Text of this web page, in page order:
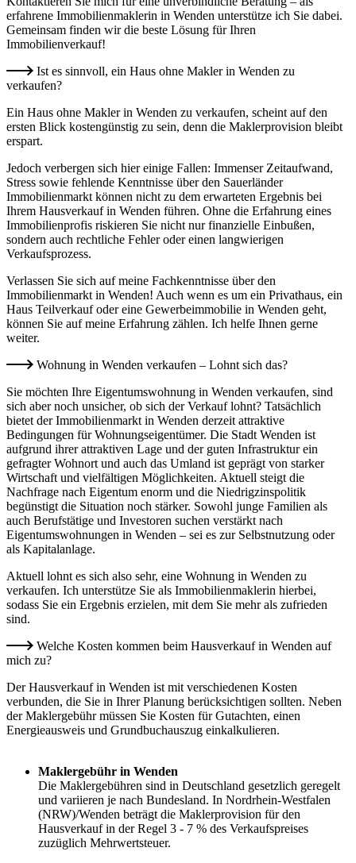
erfahrene Immobilienmaklerin in Wenden unterstütze ich Sie dabei.
Gemeinsam finden wir die beste Lösung für Ihren
Immobilienverkauf!
Ist es sinnvoll, ein Haus ohne Makler in Wenden zu
verkaufen?
Ein Haus ohne Makler in Wenden zu verkaufen, scheint auf den
ersten Blick kostengünstig zu sein, denn die Maklerprovision bleibt
erspart.
Jedoch verbergen sich hier einige Fallen: Immenser Zeitaufwand,
Stress sowie fehlende Kenntnisse über den Sauerländer
Immobilienmarkt können nicht zu dem erwarteten Ergebnis bei
Ihrem Hausverkauf in Wenden führen. Ohne die Erfahrung eines
Immobilienprofis riskieren Sie nicht nur finanzielle Einbußen,
sondern auch rechtliche Fehler oder einen langwierigen
Verkaufsprozess.
Verlassen Sie sich auf meine Fachkenntnisse über den
Immobilienmarkt in Wenden! Auch wenn es um ein Privathaus, ein
Haus Teilverkauf oder eine Gewerbeimmobilie in Wenden geht,
können Sie auf meine Erfahrung zählen. Ich helfe Ihnen gerne
weiter.
Wohnung in Wenden verkaufen – Lohnt sich das?
Sie möchten Ihre Eigentumswohnung in Wenden verkaufen, sind
sich aber noch unsicher, ob sich der Verkauf lohnt? Tatsächlich
bietet der Immobilienmarkt in Wenden derzeit attraktive
Bedingungen für Wohnungseigentümer. Die Stadt Wenden ist
aufgrund ihrer attraktiven Lage und der guten Infrastruktur ein
gefragter Wohnort und auch das Umland ist geprägt von starker
Wirtschaft und vielfältigen Möglichkeiten. Aktuell steigt die
Nachfrage nach Eigentum enorm und die Niedrigzinspolitik
begünstigt die Situation noch stärker. Sowohl junge Familien als
auch Berufstätige und Investoren suchen verstärkt nach
Eigentumswohnungen in Wenden – sei es zur Selbstnutzung oder
als Kapitalanlage.
Aktuell lohnt es sich also sehr, eine Wohnung in Wenden zu
verkaufen. Ich unterstütze Sie als Immobilienmaklerin hierbei,
sodass Sie ein Ergebnis erzielen, mit dem Sie mehr als zufrieden
sind.
Welche Kosten kommen beim Hausverkauf in Wenden auf
mich zu?
Der Hausverkauf in Wenden ist mit verschiedenen Kosten
verbunden, die Sie in Ihrer Planung berücksichtigen sollten. Neben
der Maklergebühr müssen Sie Kosten für Gutachten, einen
Energieausweis und Grundbuchauszug einkalkulieren.
Maklergebühr in Wenden
Die Maklergebühren sind in Deutschland gesetzlich geregelt
und variieren je nach Bundesland. In Nordrhein-Westfalen
(NRW)/Wenden beträgt die Maklerprovision für den
Hausverkauf in der Regel 3 - 7 % des Verkaufspreises
zuzüglich Mehrwertsteuer.